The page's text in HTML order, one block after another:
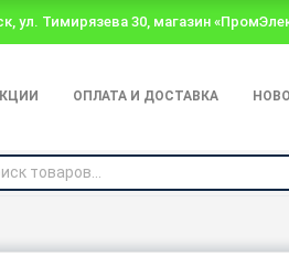
ул. Тимирязева 30, магазин
ОПЛАТА И ДОСТАВКА